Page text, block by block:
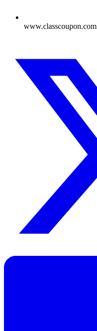
www.classcoupon.com